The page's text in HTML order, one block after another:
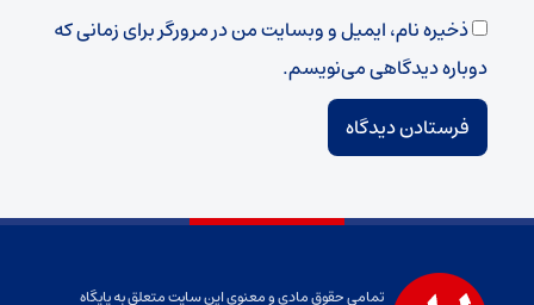
ذخیره نام، ایمیل و وبسایت من در مرورگر برای زمانی که
دوباره دیدگاهی می‌نویسم.
تمامی حقوق مادی و معنوی این سایت متعلق به پایگاه